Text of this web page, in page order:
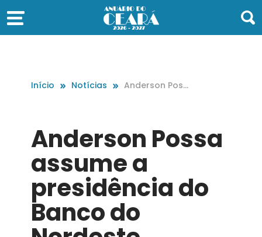
Início Notícias
Anderson Poss
ste
Anderson Possa
assume a
presidência do
Banco do